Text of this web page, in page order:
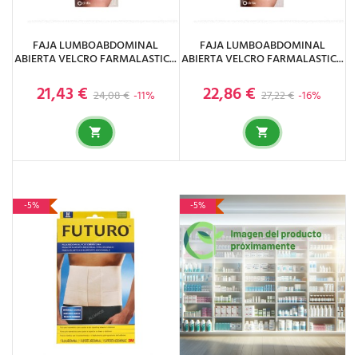
FAJA LUMBOABDOMINAL
ABIERTA VELCRO FARMALASTIC...
Precio base
24,08 € -11%
Precio
21,43 €
FAJA LUMBOABDOMINAL
ABIERTA VELCRO FARMALASTIC...
Precio base
27,22 € -16%
Precio
22,86 €
-5% -5%